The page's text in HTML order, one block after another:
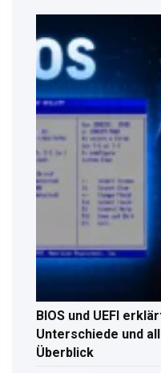
BIOS und UEFI
Unterschiede und
Überblick